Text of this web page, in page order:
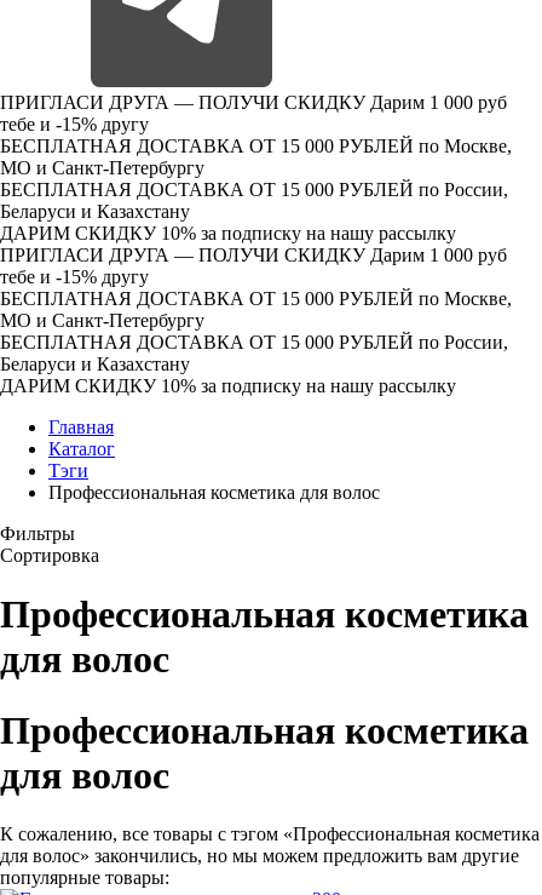
ПРИГЛАСИ ДРУГА — ПОЛУЧИ СКИДКУ Дарим 1 000 руб
тебе и -15% другу
БЕСПЛАТНАЯ ДОСТАВКА ОТ 15 000 РУБЛЕЙ по Москве,
МО и Санкт-Петербургу
БЕСПЛАТНАЯ ДОСТАВКА ОТ 15 000 РУБЛЕЙ по России,
Беларуси и Казахстану
ДАРИМ СКИДКУ 10% за подписку на нашу рассылку
ПРИГЛАСИ ДРУГА — ПОЛУЧИ СКИДКУ Дарим 1 000 руб
тебе и -15% другу
БЕСПЛАТНАЯ ДОСТАВКА ОТ 15 000 РУБЛЕЙ по Москве,
МО и Санкт-Петербургу
БЕСПЛАТНАЯ ДОСТАВКА ОТ 15 000 РУБЛЕЙ по России,
Беларуси и Казахстану
ДАРИМ СКИДКУ 10% за подписку на нашу рассылку
Главная
Каталог
Тэги
Профессиональная косметика для волос
Фильтры
Сортировка
Профессиональная косметика
для волос
Профессиональная косметика
для волос
К сожалению, все товары с тэгом «Профессиональная косметика
для волос» закончились, но мы можем предложить вам другие
популярные товары: